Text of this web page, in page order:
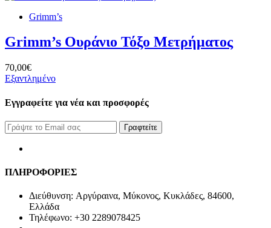
Grimm’s
Grimm’s Ουράνιο Τόξο Μετρήματος
70,00€
Εξαντλημένο
Εγγραφείτε για νέα και προσφορές
Γραφτείτε
ΠΛΗΡΟΦΟΡΙΕΣ
Διεύθυνση: Αργύραινα, Μύκονος, Κυκλάδες, 84600,
Ελλάδα
Τηλέφωνο: +30 2289078425